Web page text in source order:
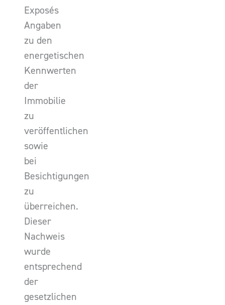
Exposés
Angaben
zu den
energetischen
Kennwerten
der
Immobilie
zu
veröffentlichen
sowie
bei
Besichtigungen
zu
überreichen.
Dieser
Nachweis
wurde
entsprechend
der
gesetzlichen